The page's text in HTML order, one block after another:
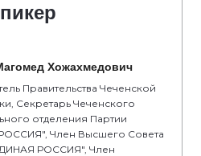
Хожахмедович
Правительства Чеченской
Секретарь Чеченского
отделения Партии
Член Высшего Совета
РОССИЯ", Член